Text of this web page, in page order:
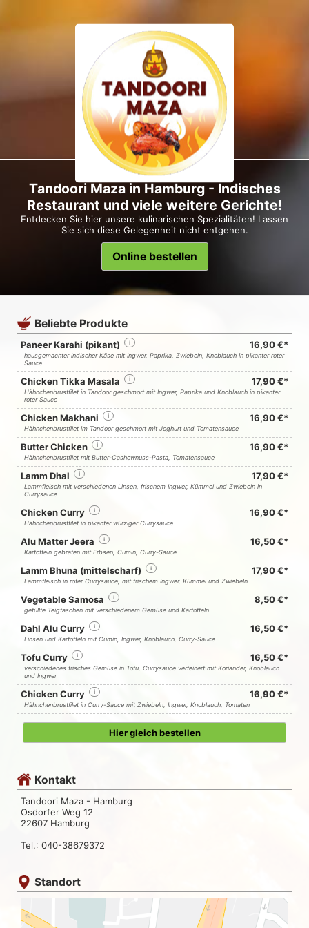
Tandoori Maza in Hamburg - Indisches
Restaurant und viele weitere Gerichte!
Entdecken Sie hier unsere kulinarischen Spezialitäten! Lassen
Sie sich diese Gelegenheit nicht entgehen.
Online bestellen
Beliebte Produkte
Paneer Karahi (pikant) i 16,90 €*
hausgemachter indischer Käse mit Ingwer, Paprika, Zwiebeln, Knoblauch in pikanter roter
Sauce
Chicken Tikka Masala i 17,90 €*
Hähnchenbrustfilet in Tandoor geschmort mit Ingwer, Paprika und Knoblauch in pikanter
roter Sauce
Chicken Makhani i 16,90 €*
Hähnchenbrustfilet im Tandoor geschmort mit Joghurt und Tomatensauce
Butter Chicken i 16,90 €*
Hähnchenbrustfilet mit Butter-Cashewnuss-Pasta, Tomatensauce
Lamm Dhal i 17,90 €*
Lammfleisch mit verschiedenen Linsen, frischem Ingwer, Kümmel und Zwiebeln in
Currysauce
Chicken Curry i 16,90 €*
Hähnchenbrustfilet in pikanter würziger Currysauce
Alu Matter Jeera i 16,50 €*
Kartoffeln gebraten mit Erbsen, Cumin, Curry-Sauce
Lamm Bhuna (mittelscharf) i 17,90 €*
Lammfleisch in roter Currysauce, mit frischem Ingwer, Kümmel und Zwiebeln
Vegetable Samosa i 8,50 €*
gefüllte Teigtaschen mit verschiedenem Gemüse und Kartoffeln
Dahl Alu Curry i 16,50 €*
Linsen und Kartoffeln mit Cumin, Ingwer, Knoblauch, Curry-Sauce
Tofu Curry i 16,50 €*
verschiedenes frisches Gemüse in Tofu, Currysauce verfeinert mit Koriander, Knoblauch
und Ingwer
Chicken Curry i 16,90 €*
Hähnchenbrustfilet in Curry-Sauce mit Zwiebeln, Ingwer, Knoblauch, Tomaten
Hier gleich bestellen
Kontakt
Tandoori Maza - Hamburg
Osdorfer Weg 12
22607 Hamburg
Tel.: 040-38679372
Standort